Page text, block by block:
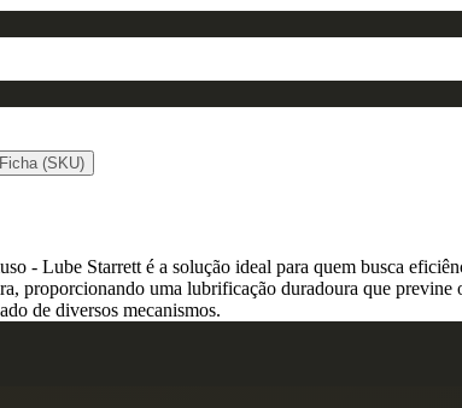
Ficha (SKU)
- Lube Starrett é a solução ideal para quem busca
proporcionando uma lubrificação duradoura que
de diversos mecanismos.